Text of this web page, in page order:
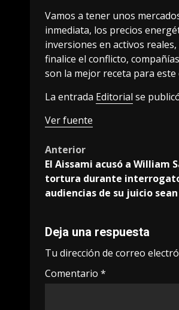
Vamos a tener unos
inmediata, los precios
inversiones en activos
finalice el conflicto,
son la mejor receta para
La entrada Editorial se
Ver fuente
Post
navigation
Anterior
El Aissami acusó a William
tortura durante
audiencias de su juicio
Deja una respuesta
Tu dirección de correo
Comentario *